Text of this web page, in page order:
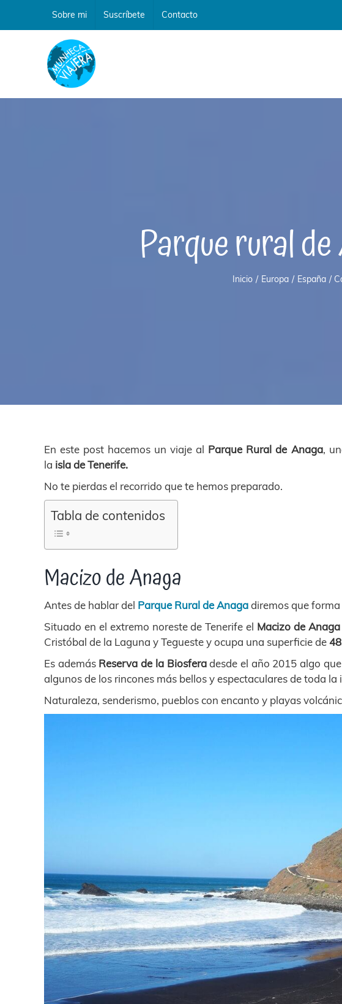
Sobre mi Suscríbete Contacto
Parque rural
Inicio Europa España
En este post hacemos un viaje al Parque Rural de Anaga,
la isla de Tenerife.
No te pierdas el recorrido que te hemos preparado.
Tabla de contenidos
Macizo de Anaga
Antes de hablar del Parque Rural de Anagadiremos que
Situado en el extremo noreste de Tenerife el Macizo de Anaga
Cristóbal de la Laguna y Tegueste y ocupa una superficie de
Es además Reserva de la Biosferadesde el año 2015 algo
algunos de los rincones más bellos y espectaculares de toda la
Naturaleza, senderismo, pueblos con encanto y playas